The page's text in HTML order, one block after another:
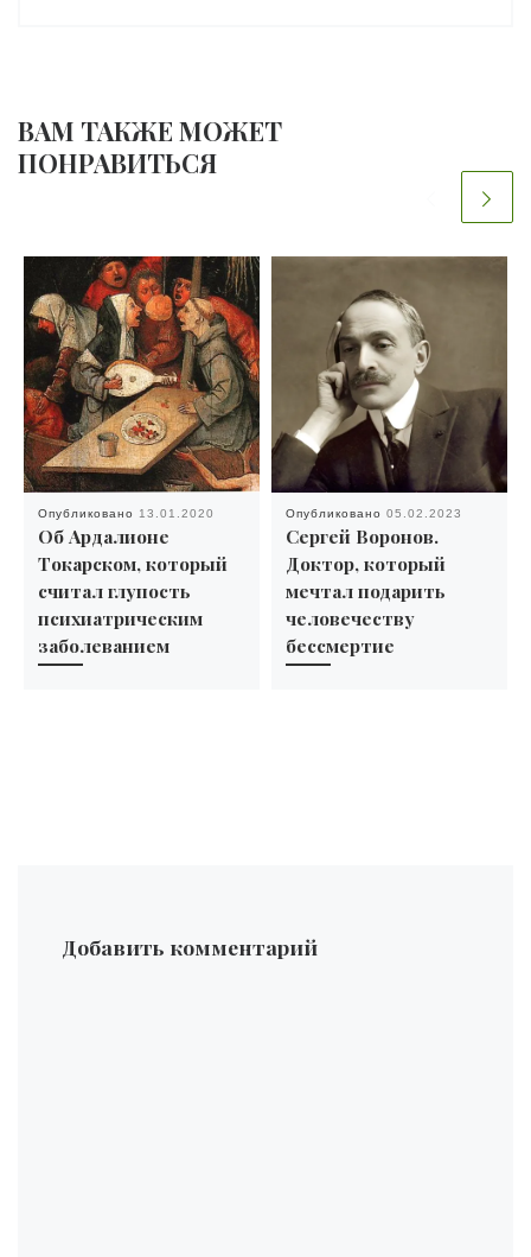
ВАМ ТАКЖЕ МОЖЕТ
ПОНРАВИТЬСЯ
Опубликовано 13.01.2020
Об Ардалионе
Токарском, который
считал глупость
психиатрическим
заболеванием
Опубликовано 05.02.2023
Сергей Воронов.
Доктор, который
мечтал подарить
человечеству
бессмертие
Добавить комментарий